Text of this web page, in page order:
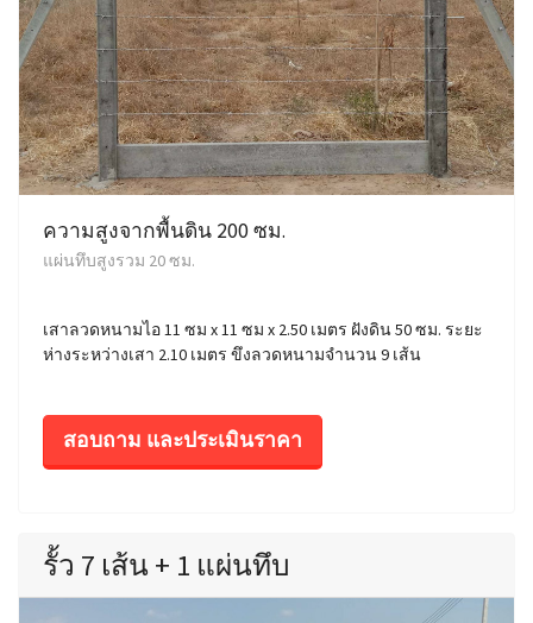
ความสูงจากพื้นดิน 200 ซม.
แผ่นทึบสูงรวม 20 ซม.
เสาลวดหนามไอ 11 ซม x 11 ซม x 2.50 เมตร ฝังดิน 50 ซม. ระยะ
ห่างระหว่างเสา 2.10 เมตร ขึงลวดหนามจำนวน 9 เส้น
สอบถาม และประเมินราคา
รั้ว 7 เส้น + 1 แผ่นทึบ